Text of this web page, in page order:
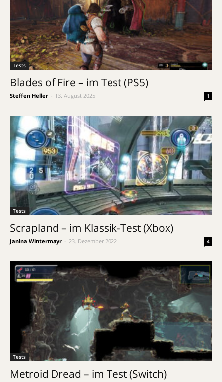
Tests
Blades of Fire – im Test (PS5)
Steffen Heller 13. August 2025 1
Tests
Scrapland – im Klassik-Test (Xbox)
Janina Wintermayr 23. Dezember 2022 4
Tests
Metroid Dread – im Test (Switch)